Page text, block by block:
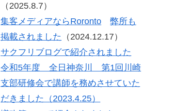
（2025.8.7）
集客メディアならRoronto
弊所も
掲載されました （2024.12.17）
サクフリブログで紹介されました
令和5年度 全日神奈川 第1回川崎
支部研修会で講師を務めさせていた
だきました（2023.4.25）